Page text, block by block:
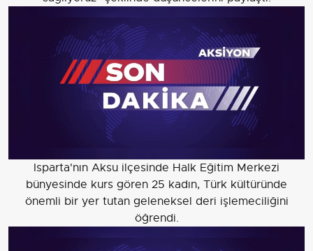
Isparta'nın Aksu ilçesinde Halk Eğitim Merkezi
bünyesinde kurs gören 25 kadın, Türk kültüründe
önemli bir yer tutan geleneksel deri işlemeciliğini
öğrendi.